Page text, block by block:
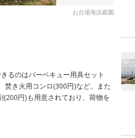
お台場海浜庭園
るのはバーベキュー用具セット
焚き火用コンロ(300円)など。また
円)も用意されており、荷物を